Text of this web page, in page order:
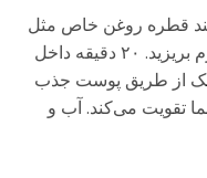
قطره روغن خاص مثل
لوندر (اسطوخودوس) را در وان آب گرم بریزید. ۲۰ دقیقه داخل
نمک از طریق پوست جذب
تقویت می‌کند. آب و